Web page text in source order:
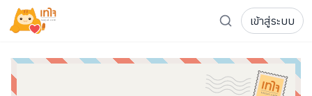
รู้จักเทใจ
เกี่ยวกับเรา
ความเคลื่อนไหว
เข้าสู่ระบบ